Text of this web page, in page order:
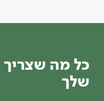
כל מה
שלך